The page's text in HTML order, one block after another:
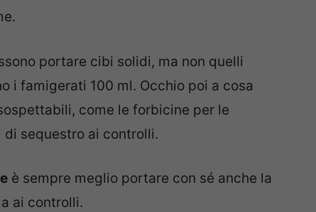
portare cibi solidi, ma non quelli
i famigerati 100 ml. Occhio poi a cosa
come le forbicine per le
di sequestro ai controlli.
è sempre meglio portare con sé anche la
ai controlli.